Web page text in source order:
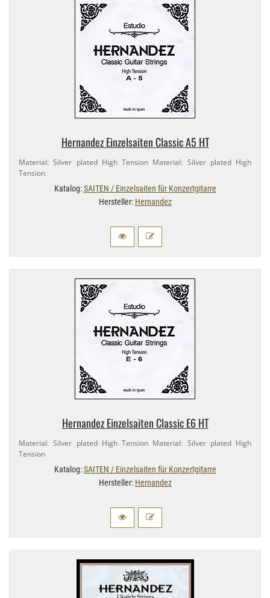
Hernandez Einzelsaiten Classic A5 HT
Material: Silver plated High Tension Material: Silver plated High
Tension
Katalog:SAITEN / Einzelsaiten für Konzertgitarre
Hersteller: Hernandez
Hernandez Einzelsaiten Classic E6 HT
Material: Silver plated High Tension Material: Silver plated High
Tension
Katalog:SAITEN / Einzelsaiten für Konzertgitarre
Hersteller: Hernandez